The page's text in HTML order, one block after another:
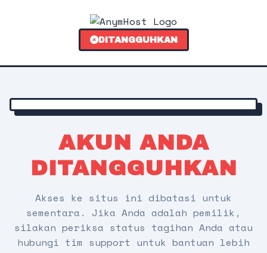
DITANGGUHKAN
AKUN ANDA
DITANGGUHKAN
Akses ke situs ini dibatasi untuk
sementara. Jika Anda adalah pemilik,
silakan periksa status tagihan Anda atau
hubungi tim support untuk bantuan lebih